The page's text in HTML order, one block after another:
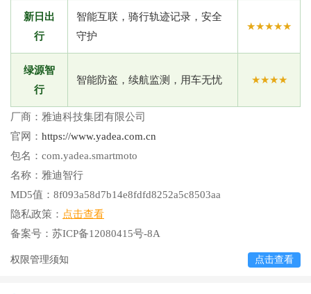
新日出
行
智能互联，骑行轨迹记录，安全
守护
★★★★★
绿源智
行
智能防盗，续航监测，用车无忧 ★★★★
厂商： 雅迪科技集团有限公司
官网： https://www.yadea.com.cn
包名： com.yadea.smartmoto
名称： 雅迪智行
MD5值： 8f093a58d7b14e8fdfd8252a5c8503aa
隐私政策： 点击查看
备案号： 苏ICP备12080415号-8A
权限管理须知 点击查看